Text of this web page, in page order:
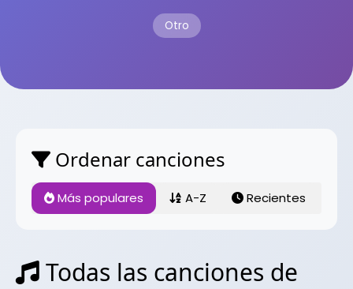
Otro
Ordenar canciones
Más populares A-Z Recientes
Todas las canciones de